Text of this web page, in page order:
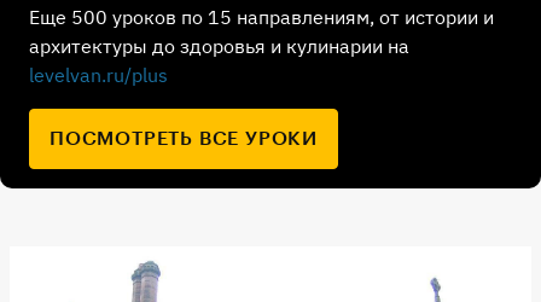
Еще 500 уроков по 15 направлениям, от истории и
архитектуры до здоровья и кулинарии на
levelvan.ru/plus
ПОСМОТРЕТЬ ВСЕ УРОКИ